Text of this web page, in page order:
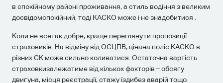
в спокійному районі проживання, а стиль водіння з великим
досвідомспокійний, тоді КАСКО може і не знадобитися .
Коли не всетак добре, краще переглянути пропозиції
страховиків. На відміну від ОСЦПВ, цінана поліс КАСКО в
різних СК може сильно коливатися. Остаточна вартість
страховкизалежатиме від кількох факторів – обсягу
двигуна, місця реєстрації, стажу їздибез аварій тощо.